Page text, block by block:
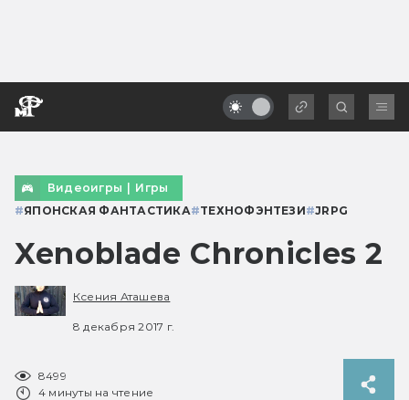
Видеоигры | Игры
#ЯПОНСКАЯ ФАНТАСТИКА#ТЕХНОФЭНТЕЗИ#JRPG
Xenoblade Chronicles 2
Ксения Аташева
8 декабря 2017 г.
8499
4 минуты на чтение